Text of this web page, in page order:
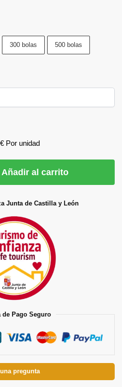
300 bolas 500 bolas
€ Por unidad
Añadir al carrito
Junta de Castilla y León
de Pago Seguro
una pregunta